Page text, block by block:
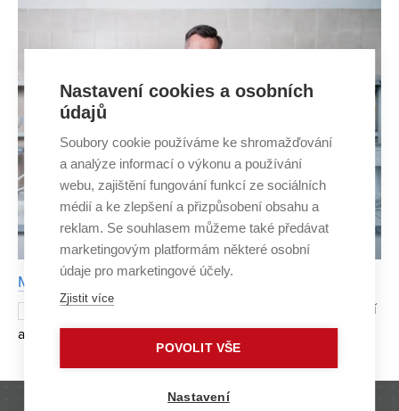
Mikroplastů v pitné vodě bude přibývat
Drobné částice pneumatik, oblečení
a dalších plastových výrobků se dnes nachází ve vzduchu,
zabývají výzkumníci z Ústavu vodního hospodářství obcí
Nastavení cookies a osobních
údajů
Soubory cookie používáme ke shromažďování
a analýze informací o výkonu a používání
webu, zajištění fungování funkcí ze sociálních
médií a ke zlepšení a přizpůsobení obsahu a
reklam. Se souhlasem můžeme také předávat
marketingovým platformám některé osobní
údaje pro marketingové účely.
Zjistit více
POVOLIT VŠE
Nastavení